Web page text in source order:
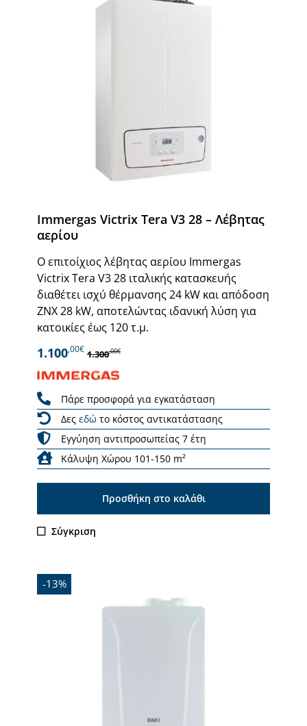
Immergas Victrix Tera V3 28 – Λέβητας
αερίου
Ο επιτοίχιος λέβητας αερίου Immergas
Victrix Tera V3 28 ιταλικής κατασκευής
διαθέτει ισχύ θέρμανσης 24 kW και απόδοση
ΖΝΧ 28 kW, αποτελώντας ιδανική λύση για
κατοικίες έως 120 τ.μ.
1.100,00€ 1.300,00€
Πάρε προσφορά για εγκατάσταση
Δες εδώ το κόστος αντικατάστασης
Εγγύηση αντιπροσωπείας 7 έτη
Κάλυψη Χώρου 101-150 m²
Προσθήκη στο καλάθι
Σύγκριση
-13%